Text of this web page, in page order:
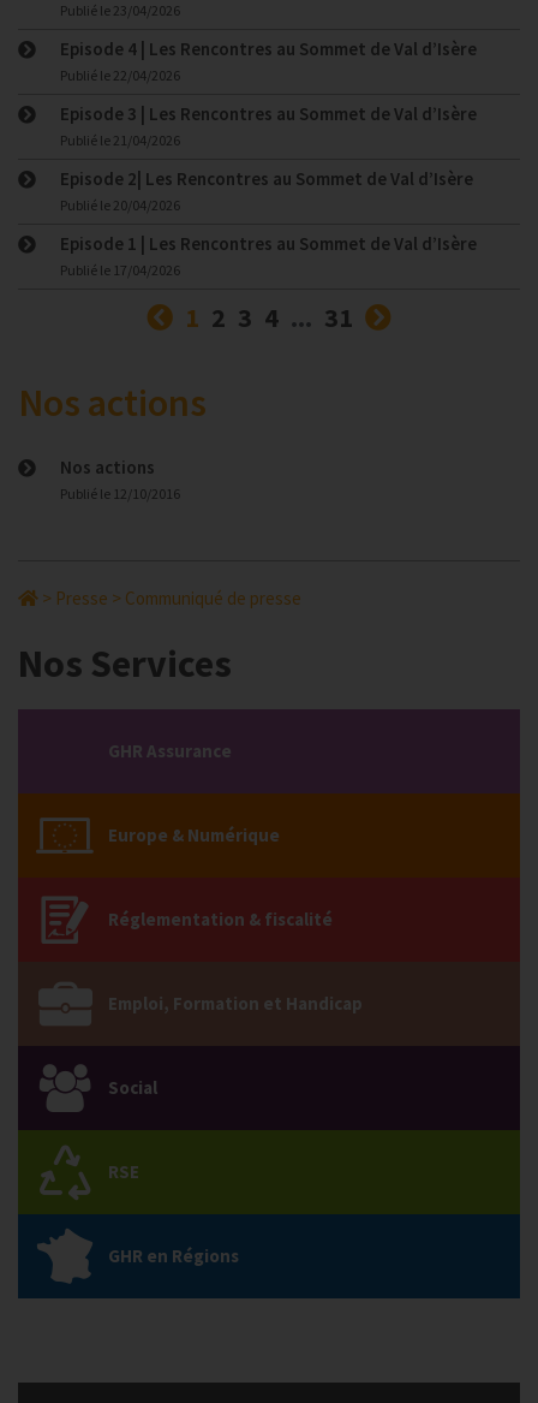
Publié le 23/04/2026
Episode 4 | Les Rencontres au Sommet de Val d’Isère
Publié le 22/04/2026
Episode 3 | Les Rencontres au Sommet de Val d’Isère
Publié le 21/04/2026
Episode 2| Les Rencontres au Sommet de Val d’Isère
Publié le 20/04/2026
Episode 1 | Les Rencontres au Sommet de Val d’Isère
Publié le 17/04/2026
Précédent
1 (courante)
2 3 4 ... 31
Nos actions
Nos actions
Publié le 12/10/2016
> Presse > Communiqué de presse
Nos Services
GHR Assurance
Europe & Numérique
Réglementation & fiscalité
Emploi, Formation et Handicap
Social
RSE
GHR en Régions